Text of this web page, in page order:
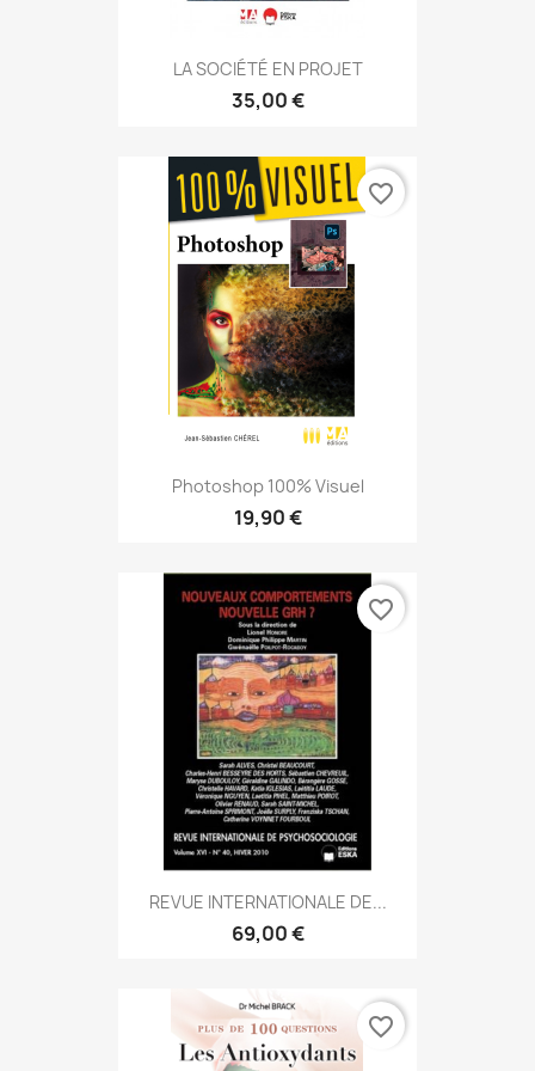
LA SOCIÉTÉ EN PROJET
35,00 €
Photoshop 100% Visuel
19,90 €
favorite_border
REVUE INTERNATIONALE DE...
69,00 €
favorite_border
favorite_border